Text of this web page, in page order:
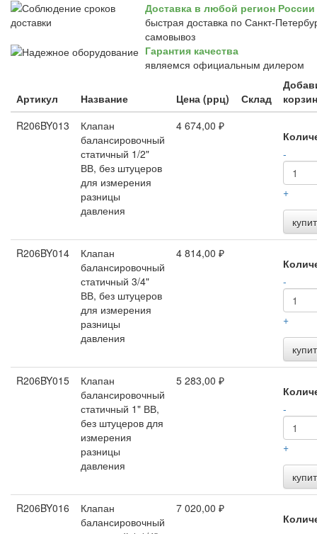
Доставка в любой регион России
быстрая доставка по Санкт-
самовывоз
Гарантия качества
являемся официальным дилером
Артикул Название Цена (ррц) Склад
R206BY013
Клапан
балансировочный
статичный 1/2"
ВВ, без штуцеров
для измерения
разницы
давления
4 674,00 ₽
-
+
R206BY014
Клапан
балансировочный
статичный 3/4"
ВВ, без штуцеров
для измерения
разницы
давления
4 814,00 ₽
-
+
R206BY015
Клапан
балансировочный
статичный 1" ВВ,
без штуцеров для
измерения
разницы
давления
5 283,00 ₽
-
+
R206BY016
Клапан
балансировочный
7 020,00 ₽